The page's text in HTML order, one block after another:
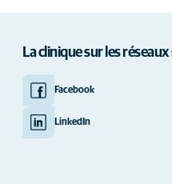
La clinique sur les
Facebook
LinkedIn